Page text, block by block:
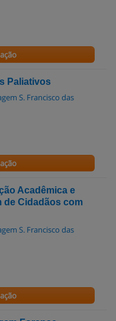
Paliativos
S. Francisco das
Acadêmica e
de Cidadãos com
S. Francisco das